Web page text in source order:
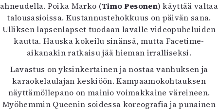
ahneudella. Poika Marko (Timo Pesonen) käyttää valtaa
talousasioissa. Kustannustehokkuus on päivän sana.
Ulliksen lapsenlapset tuodaan lavalle videopuheluiden
kautta. Hauska kokeilu sinänsä, mutta Facetime-
aikanakin ratkaisu jää hieman irralliseksi.
Lavastus on yksinkertainen ja nostaa vanhuksen ja
karaokelaulajan keskiöön. Kampaamokohtauksen
näyttämöllepano on mainio voimakkaine väreineen.
Myöhemmin Queenin soidessa koreografia ja punainen